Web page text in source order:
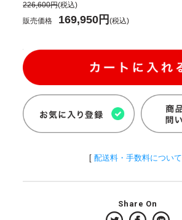
226,600円(税込)
販売価格
169,950円(税込)
[ 配送料・手数料について
Share On